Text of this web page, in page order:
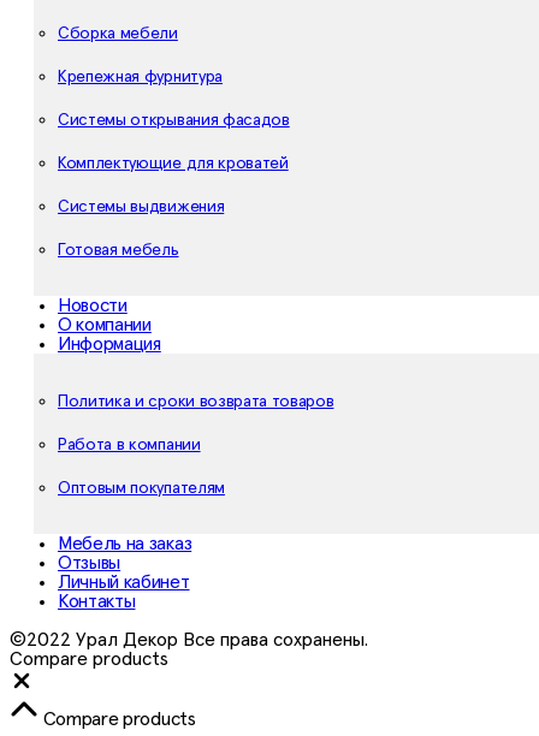
Сборка мебели
Крепежная фурнитура
Системы открывания фасадов
Комплектующие для кроватей
Системы выдвижения
Готовая мебель
Новости
О компании
Информация
Политика и сроки возврата товаров
Работа в компании
Оптовым покупателям
Мебель на заказ
Отзывы
Личный кабинет
Контакты
©2022 Урал Декор Все права сохранены.
Compare products
Compare products